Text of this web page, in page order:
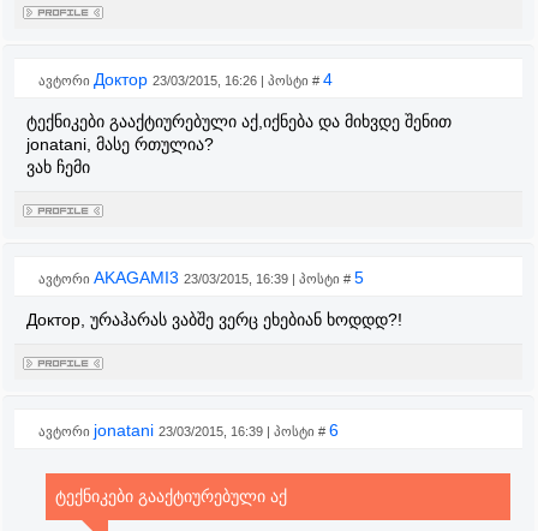
ავტორი Доктор 23/03/2015, 16:26 | პოსტი # 4
ტექნიკები გააქტიურებული აქ,იქნება და მიხვდე შენით
jonatani, მასე რთულია?
ვახ ჩემი
ავტორი AKAGAMI3 23/03/2015, 16:39 | პოსტი # 5
Доктор, ურაჰარას ვაბშე ვერც ეხებიან ხოდდდ?!
ავტორი jonatani 23/03/2015, 16:39 | პოსტი # 6
ტექნიკები გააქტიურებული აქ